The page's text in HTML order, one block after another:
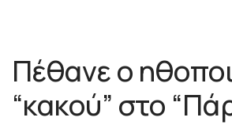
Πέθανε ο
“κακού” στο